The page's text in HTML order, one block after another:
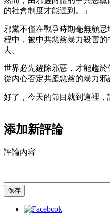
的社會制度才能達到。」
邪黨不僅在戰爭時期毫無顧
程中，被中共惡黨暴力殺害
去。
世界必先鏟除邪惡，才能趨
從內心否定共產惡黨的暴力邪
好了，今天的節目就到這裡，
添加新評論
評論內容
保存